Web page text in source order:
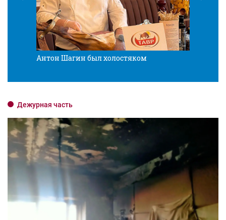
Антон Шагин был холостяком
Дежурная часть